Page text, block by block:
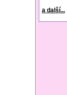
a další...